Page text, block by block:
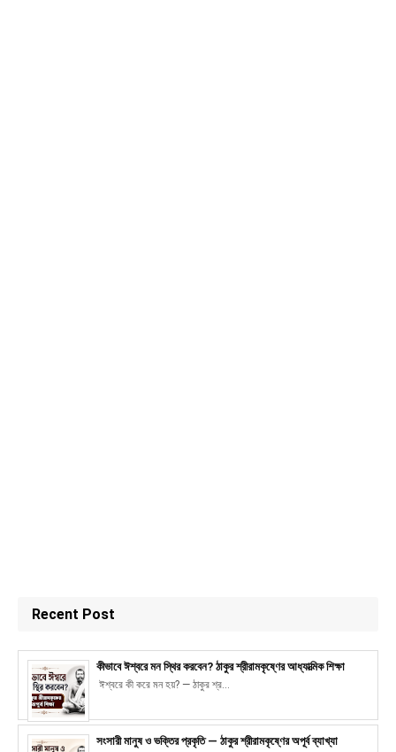
Recent Post
কীভাবে ঈশ্বরে মন স্থির করবেন? ঠাকুর শ্রীরামকৃষ্ণের আধ্যাত্মিক শিক্ষা
ঈশ্বরে কী করে মন হয়? — ঠাকুর শ্র...
সংসারী মানুষ ও ভক্তির প্রকৃতি — ঠাকুর শ্রীরামকৃষ্ণের অপূর্ব ব্যাখ্যা